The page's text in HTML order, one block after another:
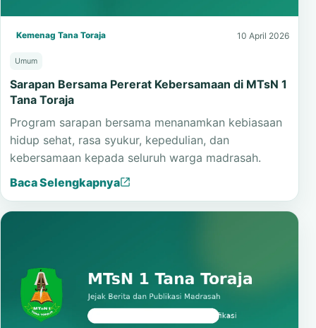
Kemenag Tana Toraja 10 April 2026
Umum
Sarapan Bersama Pererat Kebersamaan di MTsN 1
Tana Toraja
Program sarapan bersama menanamkan kebiasaan
hidup sehat, rasa syukur, kepedulian, dan
kebersamaan kepada seluruh warga madrasah.